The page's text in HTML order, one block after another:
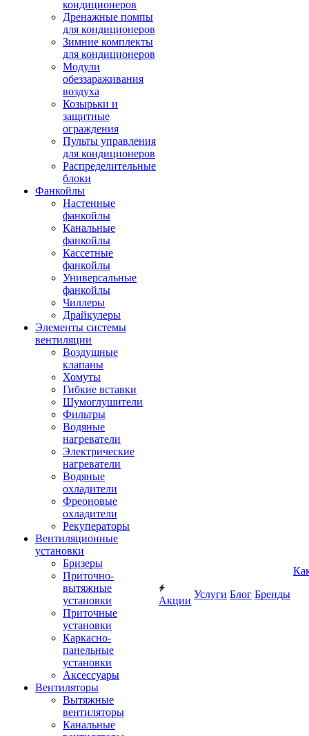
кондиционеров
Дренажные помпы
для кондиционеров
Зимние комплекты
для кондиционеров
Модули
обеззараживания
воздуха
Козырьки и
защитные
ограждения
Пульты управления
для кондиционеров
Распределительные
блоки
Фанкойлы
Настенные
фанкойлы
Канальные
фанкойлы
Кассетные
фанкойлы
Универсальные
фанкойлы
Чиллеры
Драйкулеры
Элементы системы
вентиляции
Воздушные
клапаны
Хомуты
Гибкие вставки
Шумоглушители
Фильтры
Водяные
нагреватели
Электрические
нагреватели
Водяные
охладители
Фреоновые
охладители
Рекуператоры
Вентиляционные
установки
Бризеры
Приточно-
вытяжные
установки
Приточные
установки
Каркасно-
панельные
установки
Аксессуары
Вентиляторы
Вытяжные
вентиляторы
Канальные
Акции
Услуги Блог Бренды